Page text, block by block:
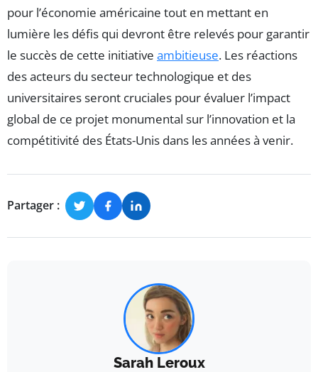
pour l’économie américaine tout en mettant en
lumière les défis qui devront être relevés pour garantir
le succès de cette initiative ambitieuse. Les réactions
des acteurs du secteur technologique et des
universitaires seront cruciales pour évaluer l’impact
global de ce projet monumental sur l’innovation et la
compétitivité des États-Unis dans les années à venir.
Partager :
Sarah Leroux